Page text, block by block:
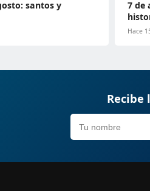
santos y
7 de
Hace
Recibe